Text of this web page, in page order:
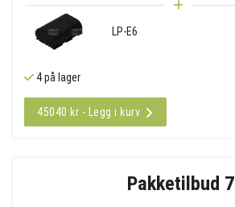
LP-E6
4 på lager
45040 kr - Legg i kurv
Pakketilbud 7